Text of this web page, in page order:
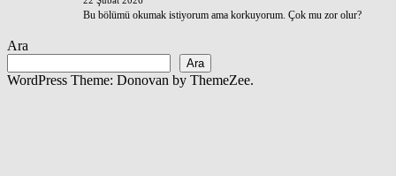
Bu bölümü okumak istiyorum ama korkuyorum. Çok mu zor olur?
Ara
Ara
WordPress Theme: Donovan by ThemeZee.